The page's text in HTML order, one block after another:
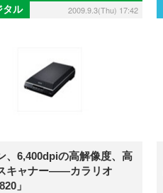
タル 2009.9.3(Thu) 17:42
、6,400dpiの高解像度、高
キャナー——カラリオ
」